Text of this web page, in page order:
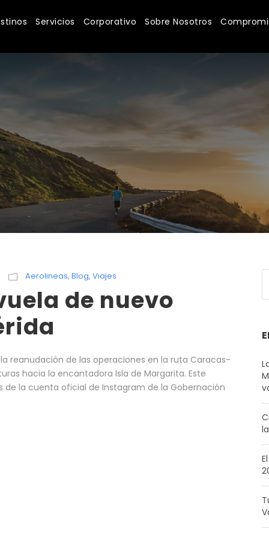
Servicios Corporativo Sobre Nosotros
Aerolineas, Blog, Viajes
de nuevo
reanudación de las operaciones en la ruta Caracas-
hacia la encantadora Isla de Margarita. Este
la cuenta oficial de Instagram de la Gobernación